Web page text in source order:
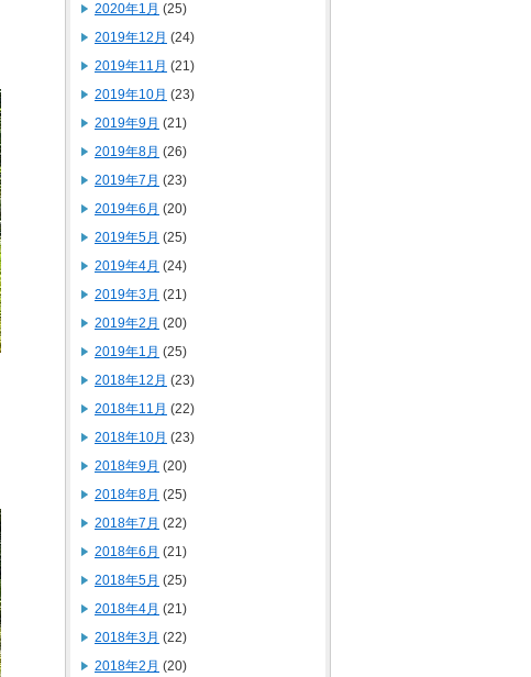
2020年1月 (25)
2019年12月 (24)
2019年11月 (21)
2019年10月 (23)
2019年9月 (21)
2019年8月 (26)
2019年7月 (23)
2019年6月 (20)
2019年5月 (25)
2019年4月 (24)
2019年3月 (21)
2019年2月 (20)
2019年1月 (25)
2018年12月 (23)
2018年11月 (22)
2018年10月 (23)
2018年9月 (20)
2018年8月 (25)
2018年7月 (22)
2018年6月 (21)
2018年5月 (25)
2018年4月 (21)
2018年3月 (22)
2018年2月 (20)